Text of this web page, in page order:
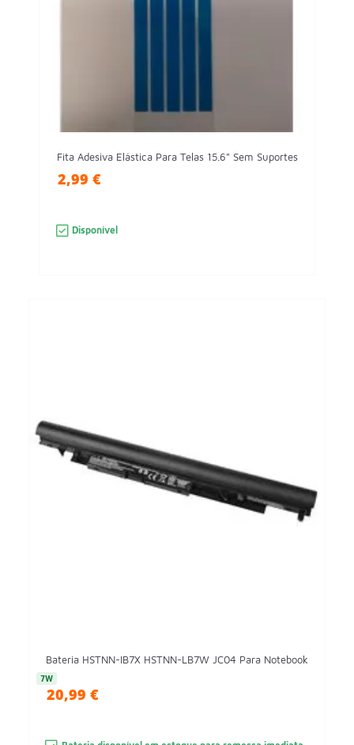
Fita Adesiva Elástica Para Telas 15.6" Sem Suportes
2,99 €
Disponível
Bateria HSTNN-IB7X HSTNN-LB7W JC04 Para Notebook
7W
20,99 €